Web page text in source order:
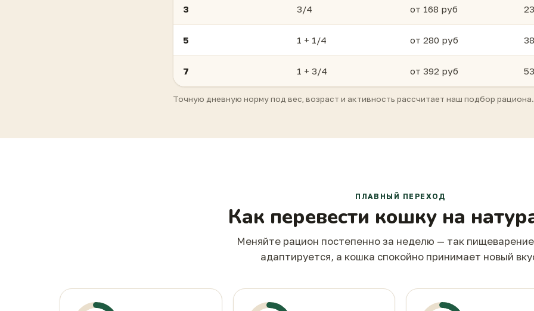
3 3/4 от 168 руб 23
5 1 + 1/4 от 280 руб 38
7 1 + 3/4 от 392 руб 53
Точную дневную норму под вес, возраст и активность рассчитает наш подбор рациона.
ПЛАВНЫЙ ПЕРЕХОД
Как перевести кошку на
Меняйте рацион постепенно за неделю — так
адаптируется, а кошка спокойно принимает новый